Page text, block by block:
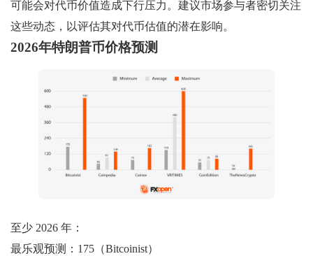
可能会对代币价值造成下行压力。建议市场参与者密切关注
这些动态，以评估其对代币估值的潜在影响。
2026年特朗普币价格预测
至少 2026 年：
最乐观预测：175（Bitcoinist）